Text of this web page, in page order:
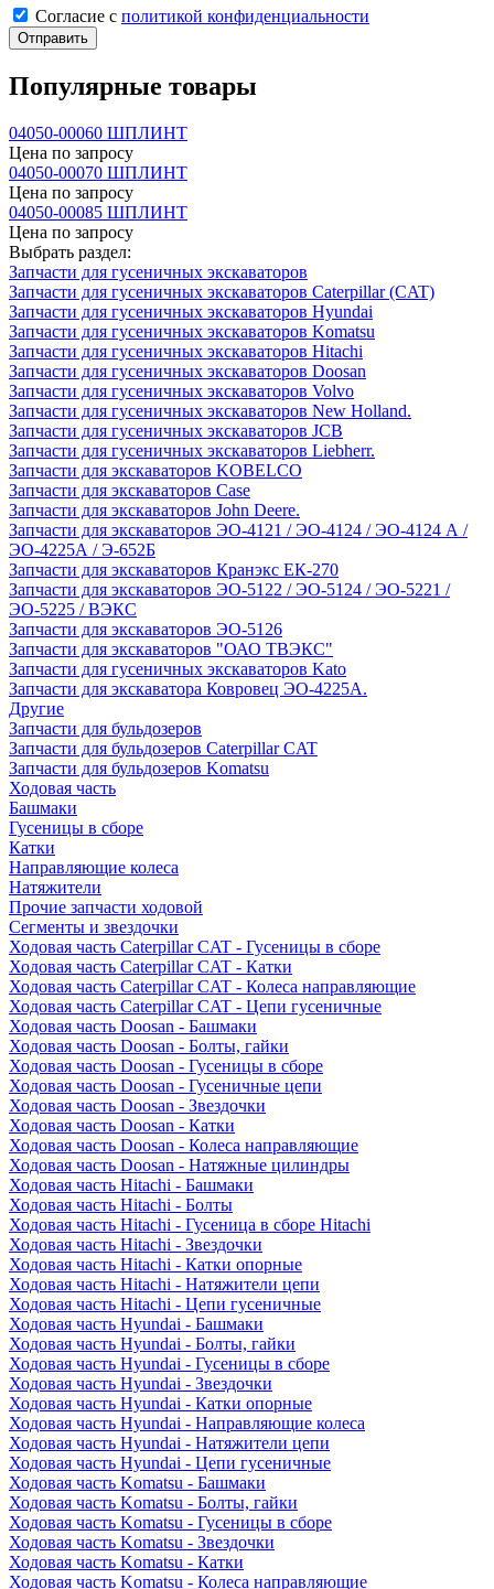
Cогласие с политикой конфиденциальности
Отправить
Популярные товары
04050-00060 ШПЛИНТ
Цена по запросу
04050-00070 ШПЛИНТ
Цена по запросу
04050-00085 ШПЛИНТ
Цена по запросу
Выбрать раздел:
Запчасти для гусеничных экскаваторов
Запчасти для гусеничных экскаваторов Caterpillar (CAT)
Запчасти для гусеничных экскаваторов Hyundai
Запчасти для гусеничных экскаваторов Komatsu
Запчасти для гусеничных экскаваторов Hitachi
Запчасти для гусеничных экскаваторов Doosan
Запчасти для гусеничных экскаваторов Volvo
Запчасти для гусеничных экскаваторов New Holland.
Запчасти для гусеничных экскаваторов JCB
Запчасти для гусеничных экскаваторов Liebherr.
Запчасти для экскаваторов KOBELCO
Запчасти для экскаваторов Case
Запчасти для экскаваторов John Deere.
Запчасти для экскаваторов ЭО-4121 / ЭО-4124 / ЭО-4124 А /
ЭО-4225А / Э-652Б
Запчасти для экскаваторов Кранэкс ЕК-270
Запчасти для экскаваторов ЭО-5122 / ЭО-5124 / ЭО-5221 /
ЭО-5225 / ВЭКС
Запчасти для экскаваторов ЭО-5126
Запчасти для экскаваторов "ОАО ТВЭКС"
Запчасти для гусеничных экскаваторов Kato
Запчасти для экскаватора Ковровец ЭО-4225А.
Другие
Запчасти для бульдозеров
Запчасти для бульдозеров Caterpillar CAT
Запчасти для бульдозеров Komatsu
Ходовая часть
Башмаки
Гусеницы в сборе
Катки
Направляющие колеса
Натяжители
Прочие запчасти ходовой
Сегменты и звездочки
Ходовая часть Caterpillar CAT - Гусеницы в сборе
Ходовая часть Caterpillar CAT - Катки
Ходовая часть Caterpillar CAT - Колеса направляющие
Ходовая часть Caterpillar CAT - Цепи гусеничные
Ходовая часть Doosan - Башмаки
Ходовая часть Doosan - Болты, гайки
Ходовая часть Doosan - Гусеницы в сборе
Ходовая часть Doosan - Гусеничные цепи
Ходовая часть Doosan - Звездочки
Ходовая часть Doosan - Катки
Ходовая часть Doosan - Колеса направляющие
Ходовая часть Doosan - Натяжные цилиндры
Ходовая часть Hitachi - Башмаки
Ходовая часть Hitachi - Болты
Ходовая часть Hitachi - Гусеница в сборе Hitachi
Ходовая часть Hitachi - Звездочки
Ходовая часть Hitachi - Катки опорные
Ходовая часть Hitachi - Натяжители цепи
Ходовая часть Hitachi - Цепи гусеничные
Ходовая часть Hyundai - Башмаки
Ходовая часть Hyundai - Болты, гайки
Ходовая часть Hyundai - Гусеницы в сборе
Ходовая часть Hyundai - Звездочки
Ходовая часть Hyundai - Катки опорные
Ходовая часть Hyundai - Направляющие колеса
Ходовая часть Hyundai - Натяжители цепи
Ходовая часть Hyundai - Цепи гусеничные
Ходовая часть Komatsu - Башмаки
Ходовая часть Komatsu - Болты, гайки
Ходовая часть Komatsu - Гусеницы в сборе
Ходовая часть Komatsu - Звездочки
Ходовая часть Komatsu - Катки
Ходовая часть Komatsu - Колеса направляющие